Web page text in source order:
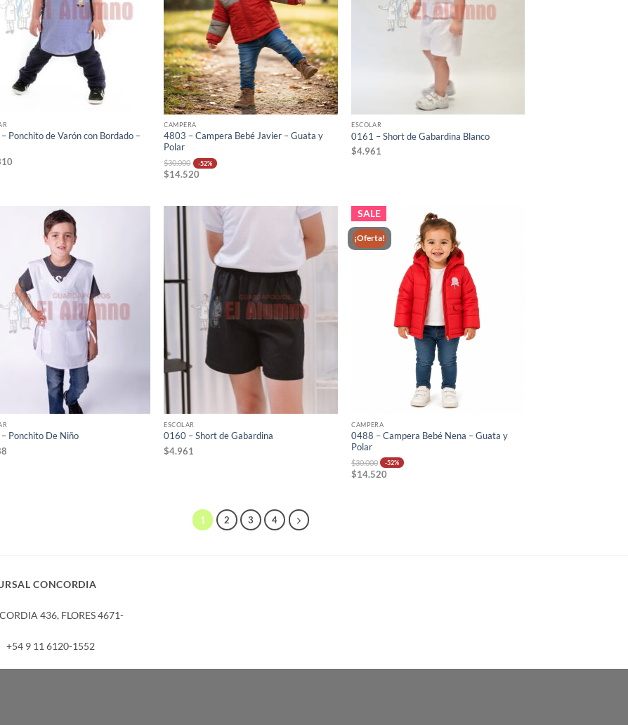
Ponchito de Varón con Bordado –
CAMPERA
4803 – Campera Bebé Javier – Guata y
Polar
$30.000 -52%
$14.520
ESCOLAR
0161 – Short de Gabardina Blanco
$4.961
Ponchito De Niño
ESCOLAR
0160 – Short de Gabardina
$4.961
¡Oferta!
SALE
CAMPERA
0488 – Campera Bebé Nena – Guata y
Polar
$30.000 -52%
$14.520
1 2 3 4
CONCORDIA
436,­ FLORES 4671-
+54 9 11 6120-1552